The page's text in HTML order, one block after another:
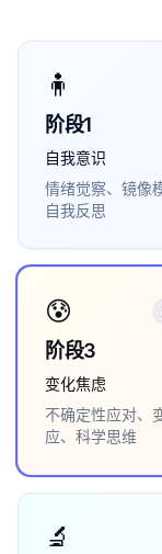
🧍
阶段1
自我意识
情绪觉察、镜像
自我反思
😰
阶段3
变化焦虑
不确定性应对、
应、科学思维
🔬